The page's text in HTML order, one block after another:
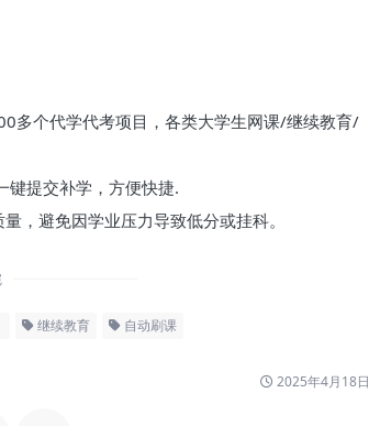
多个代学代考项目，各类大学生网课/继续教育/
键提交补学，方便快捷.
，避免因学业压力导致低分或挂科。
继续教育 自动刷课
2025年4月18日